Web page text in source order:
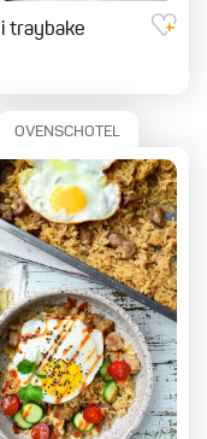
traybake
OVENSCHOTEL